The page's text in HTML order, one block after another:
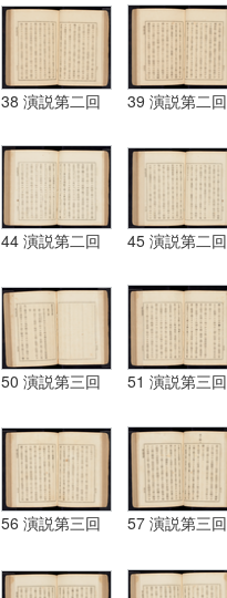
38 演説第二回 39 演説第二回
44 演説第二回 45 演説第二回
50 演説第三回 51 演説第三回
56 演説第三回 57 演説第三回